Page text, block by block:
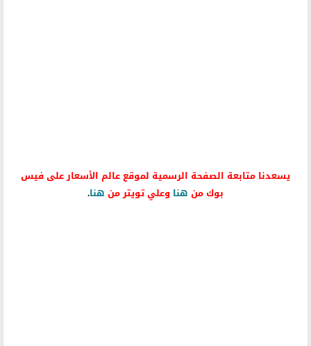
يسعدنا متابعة الصفحة الرسمية لموقع عالم الأسعار على فيس
بوك من هنا وعلي تويتر من هنا.